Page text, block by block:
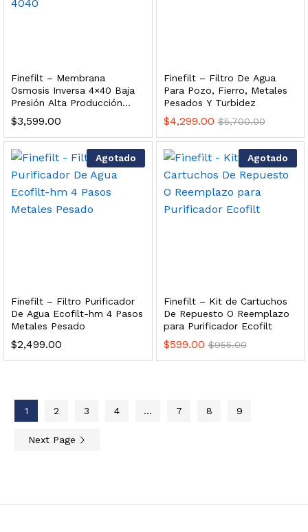
Finefilt – Membrana
Osmosis Inversa 4×40 Baja
Presión Alta Producción
Color Ulp 4040
$3,599.00
Finefilt – Filtro De Agua
Para Pozo, Fierro, Metales
Pesados Y Turbidez
$4,299.00 $5,700.00
Agotado
Finefilt – Filtro Purificador
De Agua Ecofilt-hm 4 Pasos
Metales Pesado
$2,499.00
Agotado
Finefilt – Kit de Cartuchos
De Repuesto O Reemplazo
para Purificador Ecofilt
$599.00 $955.00
1 2 3 4 … 7 8 9
Next Page
filtración, UV y contador Welltek WT-WFS-BF
Leer más
enfriamiento y filtración Welltek WT-WDF-30M
Bebedero de pared con llenador de botellas, botón mecánico, enfriamiento y filtración Welltek WT-WFSDF-30AMM
filtración y UV Welltek WT-WFS-30B